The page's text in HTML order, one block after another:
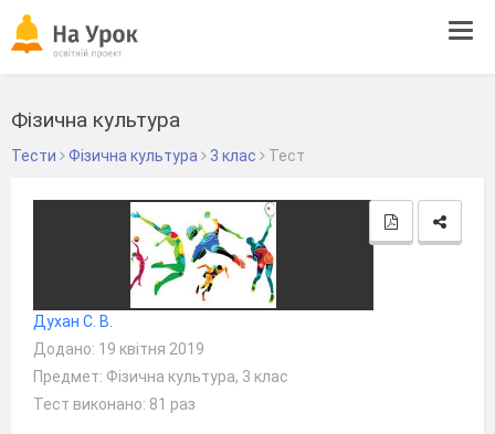
Фізична культура
Тести Фізична культура 3 клас Тест
Духан С. В.
Додано: 19 квітня 2019
Предмет: Фізична культура, 3 клас
Тест виконано: 81 раз